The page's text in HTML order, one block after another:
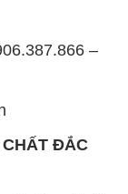
–
CHẤT ĐẮC